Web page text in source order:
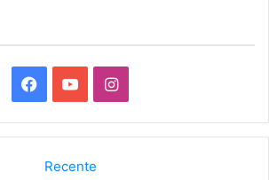
a
o
I
n
Recente